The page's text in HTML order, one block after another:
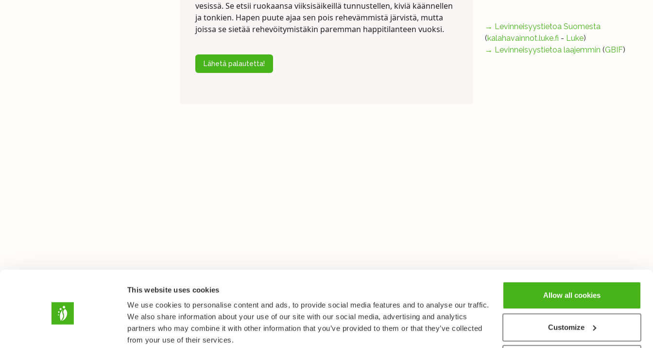
This website uses cookies
We use cookies to personalise content and ads, to provide social media features and to analyse our traffic.
We also share information about your use of our site with our social media, advertising and analytics
partners who may combine it with other information that you’ve provided to them or that they’ve collected
from your use of their services.
Allow all cookies
Customize
vesissä. Se etsii ruokaansa viiksisäikeillä tunnustellen, kiviä käännellen
ja tonkien. Hapen puute ajaa sen pois rehevämmistä järvistä, mutta
joissa se sietää rehevöitymistäkin paremman happitilanteen vuoksi.
Lähetä palautetta!
→ Levinneisyystietoa Suomesta
(kalahavainnot.luke.fi - Luke)
→ Levinneisyystietoa laajemmin (GBIF)